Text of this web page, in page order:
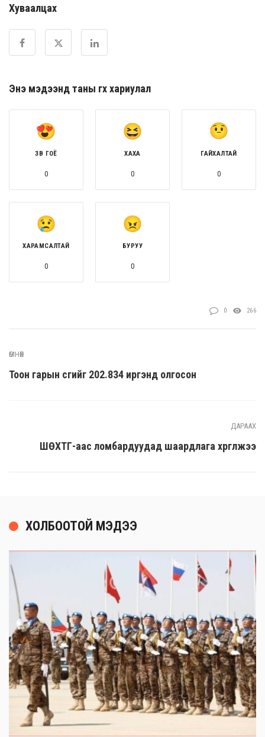
Хуваалцах
Энэ мэдээнд таны өгөх хариулал
ЗӨВ ГОЁ
0
ХАХА
0
ГАЙХАЛТАЙ
0
ХАРАМСАЛТАЙ
0
БУРУУ
0
0 266
ӨМНӨХ
Тоон гарын үсгийг 202.834 иргэнд олгосон
ДАРААХ
ШӨХТГ-аас ломбардуудад шаардлага хүргүүлжээ
ХОЛБООТОЙ МЭДЭЭ